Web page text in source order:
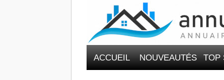
ACCUEIL NOUVEAUTÉS TOP